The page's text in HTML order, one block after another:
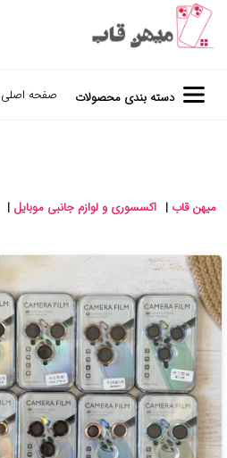
دسته بندی محصولات صفحه اصلی
میهن قاب | اکسسوری و لوازم جانبی موبایل |